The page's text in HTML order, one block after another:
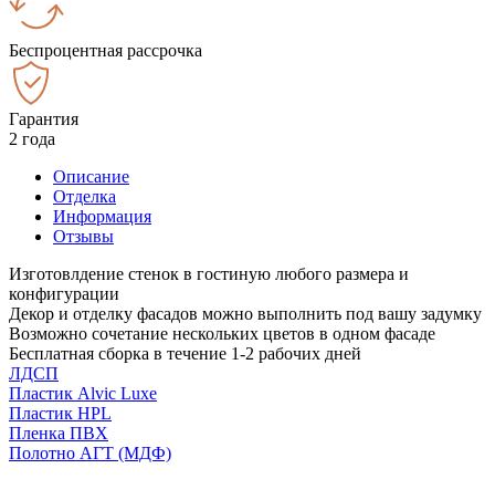
Беспроцентная рассрочка
Гарантия
2 года
Описание
Отделка
Информация
Отзывы
Изготовлдение стенок в гостиную любого размера и
конфигурации
Декор и отделку фасадов можно выполнить под вашу задумку
Возможно сочетание нескольких цветов в одном фасаде
Бесплатная сборка в течение 1-2 рабочих дней
ЛДСП
Пластик Alvic Luxe
Пластик HPL
Пленка ПВХ
Полотно АГТ (МДФ)